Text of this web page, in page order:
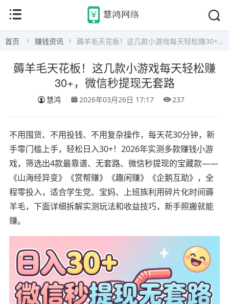
首页 赚钱资讯 薅羊毛天花板！这几款小游戏每天轻松赚30+，微信秒提现无套路
薅羊毛天花板！这几款小游戏每天轻松赚
30+，微信秒提现无套路
慧鸿 2026年03月26日 17:17 237
不用囤货、不用投钱、不用复杂操作，每天花30分钟，新
手零门槛上手，轻松日入30+！2026年实测多款赚钱小游
戏，筛选出4款最靠谱、无套路、微信秒提现的宝藏款——
《山海经异变》《赏帮赚》《趣闲赚》《企鹅互助》，全
程零投入，适合学生党、宝妈、上班族利用碎片化时间薅
羊毛，下面详细拆解实测玩法和收益技巧，新手照搬就能
赚。